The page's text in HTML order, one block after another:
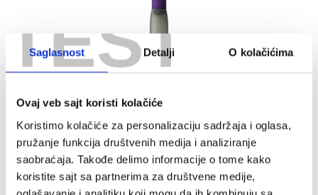
TEST
Saglasnost Detalji O kolačićima
Ovaj veb sajt koristi kolačiće
Koristimo kolačiće za personalizaciju sadržaja i oglasa,
pružanje funkcija društvenih medija i analiziranje
saobraćaja. Takođe delimo informacije o tome kako
koristite sajt sa partnerima za društvene medije,